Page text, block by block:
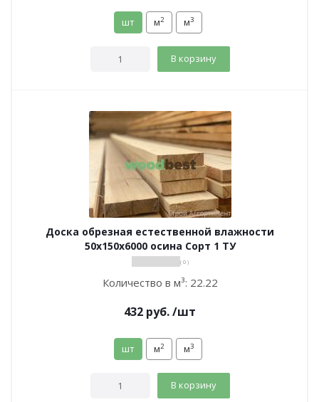
шт м2 м3
В корзину
Доска обрезная естественной влажности
50х150х6000 осина Сорт 1 ТУ
( 0 )
Количество в м³: 22.22
432 руб./шт
шт м2 м3
В корзину